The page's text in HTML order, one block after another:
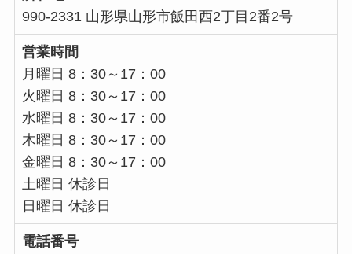
990-2331 山形県山形市飯田西2丁目2番2号
営業時間
月曜日 8：30～17：00
火曜日 8：30～17：00
水曜日 8：30～17：00
木曜日 8：30～17：00
金曜日 8：30～17：00
土曜日 休診日
日曜日 休診日
電話番号